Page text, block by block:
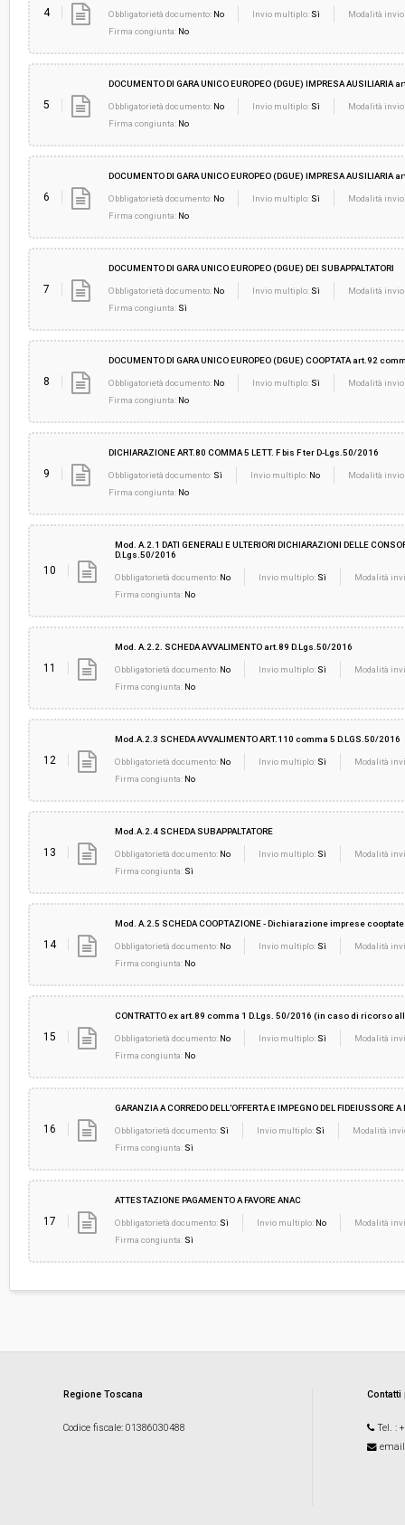
4 Obbligatorietà documento: No Invio multiplo: Sì
Modalità
Firma congiunta: No
5
DOCUMENTO DI GARA UNICO EUROPEO (DGUE) IMPRESA
Obbligatorietà documento: No Invio multiplo: Sì
Modalità
Firma congiunta: No
6
DOCUMENTO DI GARA UNICO EUROPEO (DGUE) IMPRESA
Obbligatorietà documento: No Invio multiplo: Sì
Modalità
Firma congiunta: No
7
DOCUMENTO DI GARA UNICO EUROPEO (DGUE) DEI SUBAPPALTATORI
Obbligatorietà documento: No Invio multiplo: Sì
Modalità
Firma congiunta: Sì
8
DOCUMENTO DI GARA UNICO EUROPEO (DGUE) COOPTATA art.92
Obbligatorietà documento: No Invio multiplo: Sì
Modalità
Firma congiunta: No
9
DICHIARAZIONE ART.80 COMMA 5 LETT. F bis F ter D-Lgs.50/2016
Obbligatorietà documento: Sì Invio multiplo: No
Modalità
Firma congiunta: No
10
Mod. A.2.1 DATI GENERALI E ULTERIORI DICHIARAZIONI DELLE
D.Lgs.50/2016
Obbligatorietà documento: No Invio multiplo: Sì
Modalità
Firma congiunta: No
11
Mod. A.2.2. SCHEDA AVVALIMENTO art.89 D.Lgs.50/2016
Obbligatorietà documento: No Invio multiplo: Sì
Modalità
Firma congiunta: No
12
Mod.A.2.3 SCHEDA AVVALIMENTO ART.110 comma 5 D.LGS.50/2016
Obbligatorietà documento: No Invio multiplo: Sì
Modalità
Firma congiunta: No
13
Mod.A.2.4 SCHEDA SUBAPPALTATORE
Obbligatorietà documento: No Invio multiplo: Sì
Modalità
Firma congiunta: Sì
14
Mod. A.2.5 SCHEDA COOPTAZIONE - Dichiarazione imprese cooptate
Obbligatorietà documento: No Invio multiplo: Sì
Modalità
Firma congiunta: No
15
CONTRATTO ex art.89 comma 1 D.Lgs. 50/2016 (in caso di ricorso
Obbligatorietà documento: No Invio multiplo: Sì
Modalità
Firma congiunta: No
16
GARANZIA A CORREDO DELL'OFFERTA E IMPEGNO DEL FIDEIUSSORE
Obbligatorietà documento: Sì Invio multiplo: Sì
Modalità
Firma congiunta: Sì
17
ATTESTAZIONE PAGAMENTO A FAVORE ANAC
Obbligatorietà documento: Sì Invio multiplo: No
Modalità
Firma congiunta: Sì
Regione Toscana
Codice fiscale: 01386030488 Tel. :
email